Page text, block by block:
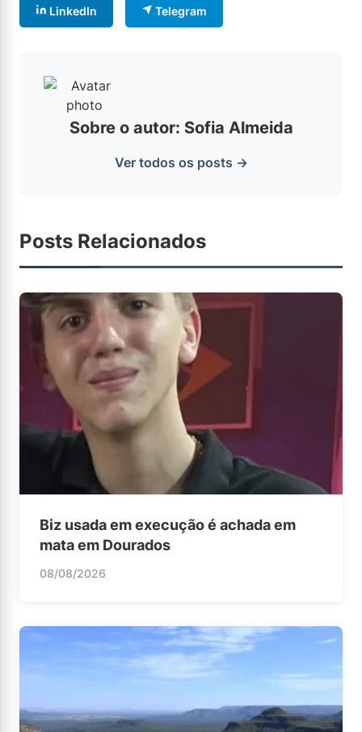
LinkedIn Telegram
Sobre o autor: Sofia Almeida
Ver todos os posts →
Posts Relacionados
Biz usada em execução é achada em
mata em Dourados
08/08/2026